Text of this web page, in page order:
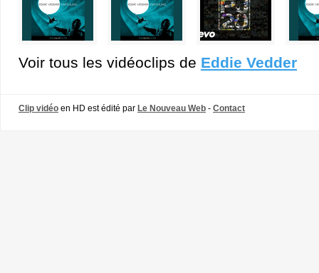
Voir tous les vidéoclips de Eddie Vedder
Clip vidéo en HD est édité par Le Nouveau Web - Contact